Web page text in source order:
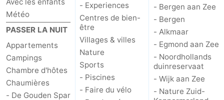
Météo
PASSER LA NUIT
Appartements
Campings
Chambre d'hôtes
Chaumières
- De Gouden Spar
- Experiences
Centres de bien-
être
Villages & villes
Nature
Sports
- Piscines
- Faire du vélo
- Bergen aan Zee
- Bergen
- Alkmaar
- Egmond aan Zee
- Noordhollands
duinreservaat
- Wijk aan Zee
- Nature Zuid-